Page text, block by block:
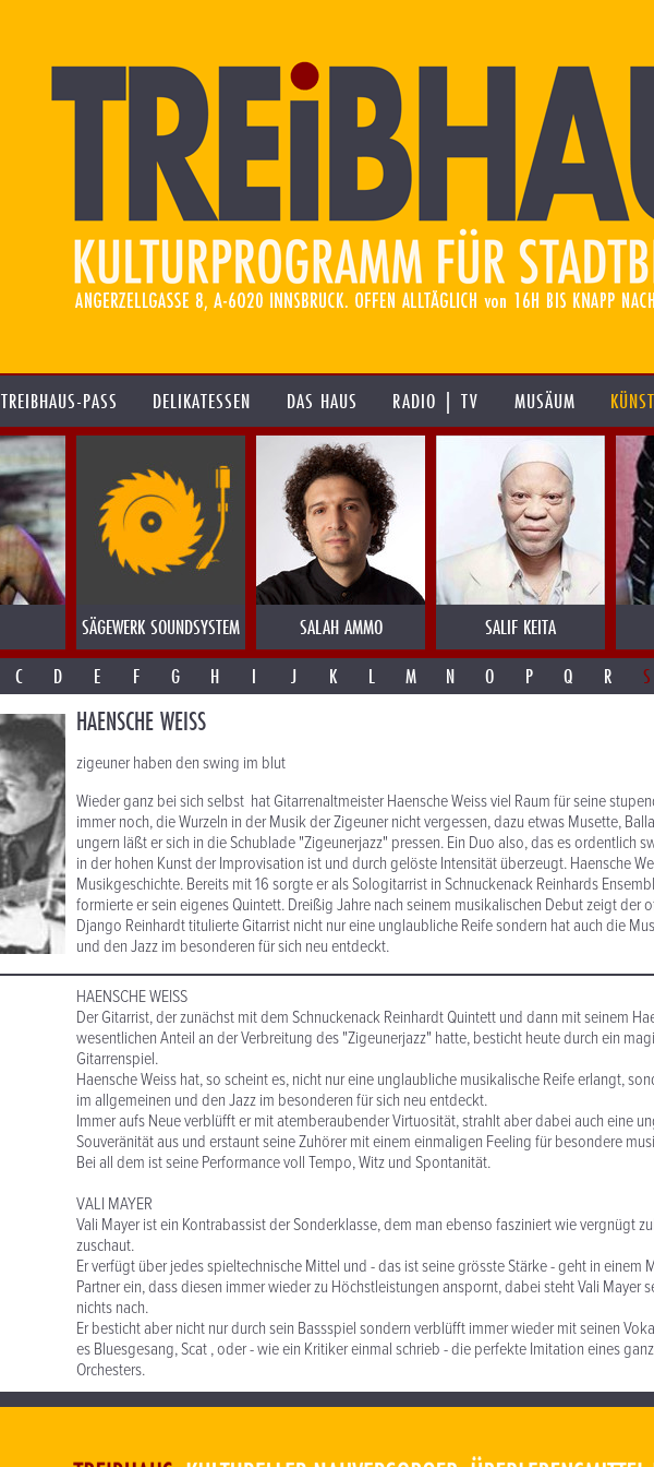
TREIBHAUS-PASS DELIKATESSEN DAS HAUS RADIO | TV MUSÄUM
SÄGEWERK SOUNDSYSTEM SALAH AMMO SALIF KEITA
C D E F G H I J K L M N O P Q R S
HAENSCHE WEISS
zigeuner haben den swing im blut
Wieder ganz bei sich selbst hat Gitarrenaltmeister Haensche Weiss viel Raum für seine
immer noch, die Wurzeln in der Musik der Zigeuner nicht vergessen, dazu etwas Musette,
ungern läßt er sich in die Schublade "Zigeunerjazz" pressen. Ein Duo also, das es ordentlich
in der hohen Kunst der Improvisation ist und durch gelöste Intensität überzeugt. Haensche
Musikgeschichte. Bereits mit 16 sorgte er als Sologitarrist in Schnuckenack Reinhards
formierte er sein eigenes Quintett. Dreißig Jahre nach seinem musikalischen Debut zeigt der
Django Reinhardt titulierte Gitarrist nicht nur eine unglaubliche Reife sondern hat auch die
und den Jazz im besonderen für sich neu entdeckt.
HAENSCHE WEISS
Der Gitarrist, der zunächst mit dem Schnuckenack Reinhardt Quintett und dann mit seinem
wesentlichen Anteil an der Verbreitung des "Zigeunerjazz" hatte, besticht heute durch ein
Gitarrenspiel.
Haensche Weiss hat, so scheint es, nicht nur eine unglaubliche musikalische Reife erlangt,
im allgemeinen und den Jazz im besonderen für sich neu entdeckt.
Immer aufs Neue verblüfft er mit atemberaubender Virtuosität, strahlt aber dabei auch eine
Souveränität aus und erstaunt seine Zuhörer mit einem einmaligen Feeling für besondere
Bei all dem ist seine Performance voll Tempo, Witz und Spontanität.
VALI MAYER
Vali Mayer ist ein Kontrabassist der Sonderklasse, dem man ebenso fasziniert wie vergnügt
zuschaut.
Er verfügt über jedes spieltechnische Mittel und - das ist seine grösste Stärke - geht in einem
Partner ein, dass diesen immer wieder zu Höchstleistungen anspornt, dabei steht Vali Mayer
nichts nach.
Er besticht aber nicht nur durch sein Bassspiel sondern verblüfft immer wieder mit seinen
es Bluesgesang, Scat , oder - wie ein Kritiker einmal schrieb - die perfekte Imitation eines
Orchesters.